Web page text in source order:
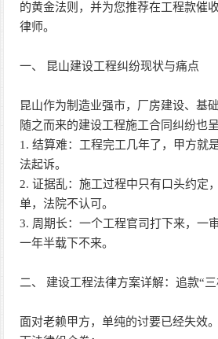
的黄金法则，并为您推荐在工程款催
律师。
一、 昆山建设工程纠纷现状与痛点
昆山作为制造业强市，厂房建设、基
随之而来的建设工程施工合同纠纷也
1. 结算难：工程完工几年了，甲方就
法起诉。
2. 证据乱：施工过程中只有口头约定
单，法院不认可。
3. 周期长：一个工程官司打下来，一
一年半载下不来。
二、 建设工程法律方案详解：追款“三
面对老赖甲方，单纯的讨要已经失效